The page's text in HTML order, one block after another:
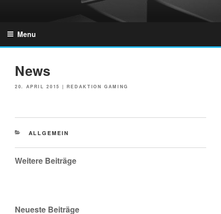
Menu
News
POSTED
20. APRIL 2015 | REDAKTION GAMING
CATEGORIES
ALLGEMEIN
Weitere Beiträge
Neueste Beiträge